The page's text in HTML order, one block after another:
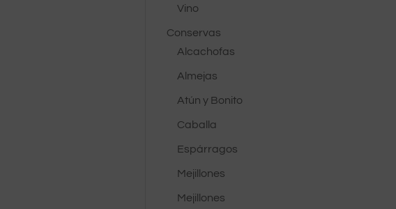
Vino
Conservas
Alcachofas
Almejas
Atún y Bonito
Caballa
Espárragos
Mejillones
Mejillones